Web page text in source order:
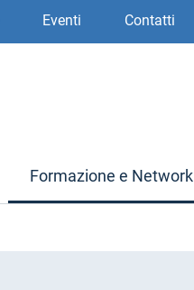
Eventi Contatti
Formazione e Network